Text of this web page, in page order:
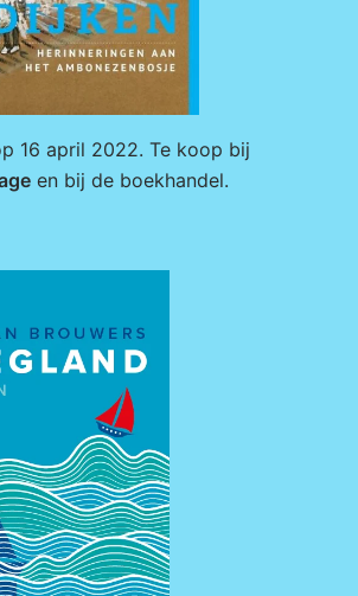
16 april 2022. Te koop bij
en bij de boekhandel.